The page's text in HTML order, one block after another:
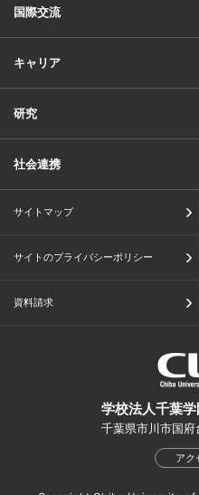
国際交流
キャリア
研究
社会連携
サイトマップ
サイトのプライバシーポリシー
資料請求
学校法人千葉
千葉県市川市国
アク